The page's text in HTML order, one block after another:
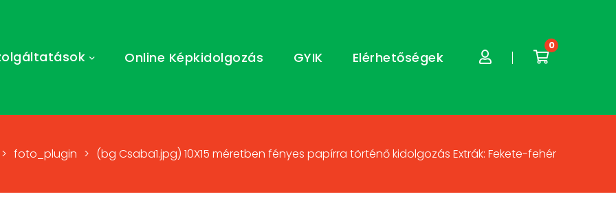
Online Képkidolgozás GYIK Elérhetőségek
0
> foto_plugin > (bg Csaba1.jpg) 10X15 méretben fényes papírra történő kidolgozás Extrák: Fekete-fehér